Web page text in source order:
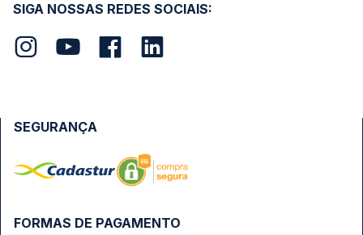
SIGA NOSSAS REDES SOCIAIS:
FORMAS DE PAGAMENTO
SEGURANÇA